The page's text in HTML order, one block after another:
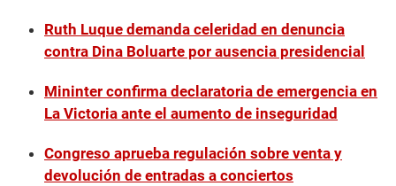
Ruth Luque demanda celeridad en denuncia
contra Dina Boluarte por ausencia presidencial
Mininter confirma declaratoria de emergencia en
La Victoria ante el aumento de inseguridad
Congreso aprueba regulación sobre venta y
devolución de entradas a conciertos